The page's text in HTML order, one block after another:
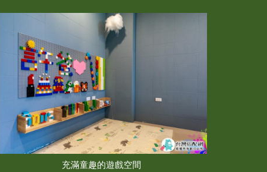
充滿童趣的遊戲空間